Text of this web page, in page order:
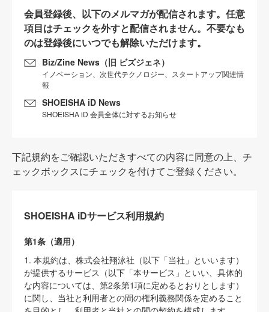
会員登録後、以下のメルマガが配信されます。任意
項目はチェックを外すと配信されません。不要なも
のは登録後にいつでも解除いただけます。
Biz/Zine News（旧 ビズジェネ）
イノベーション、次世代テクノロジー、スタートアップ関連情
報
SHOEISHA iD News
SHOEISHA iD 会員全体に対するお知らせ
下記規約をご確認いただきすべての内容に同意の上、チ
ェックボックスにチェックを付けてご登録ください。
SHOEISHA iDサービス利用規約
第1条（適用）
1. 本規約は、株式会社翔泳社（以下「当社」といいます）
が提供するサービス（以下「本サービス」といい、具体的
な内容については、第2条第1項に定めるとおりとします）
に関し、当社と利用者との間の権利義務関係を定めること